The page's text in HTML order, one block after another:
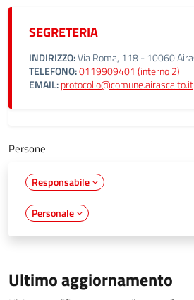
SEGRETERIA
INDIRIZZO:Via Roma, 118 - 10060
TELEFONO:0119909401 (interno 2)
EMAIL:protocollo@comune.airasca.to.it
Persone
Responsabile
Personale
Ultimo aggiornamento